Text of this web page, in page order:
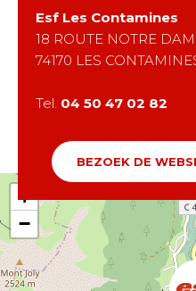
+
−
Esf Les Contamines
18 ROUTE NOTRE
74170 LES
Tel. 04 50 47 02 82
BEZOEK DE